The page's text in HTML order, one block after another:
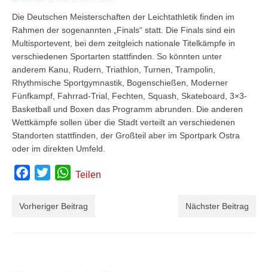
Die Deutschen Meisterschaften der Leichtathletik finden im
Rahmen der sogenannten „Finals“ statt. Die Finals sind ein
Multisportevent, bei dem zeitgleich nationale Titelkämpfe in
verschiedenen Sportarten stattfinden. So könnten unter
anderem Kanu, Rudern, Triathlon, Turnen, Trampolin,
Rhythmische Sportgymnastik, Bogenschießen, Moderner
Fünfkampf, Fahrrad-Trial, Fechten, Squash, Skateboard, 3×3-
Basketball und Boxen das Programm abrunden. Die anderen
Wettkämpfe sollen über die Stadt verteilt an verschiedenen
Standorten stattfinden, der Großteil aber im Sportpark Ostra
oder im direkten Umfeld.
Facebook
TwitterWhatsApp
Teilen
Vorheriger Beitrag Nächster Beitrag